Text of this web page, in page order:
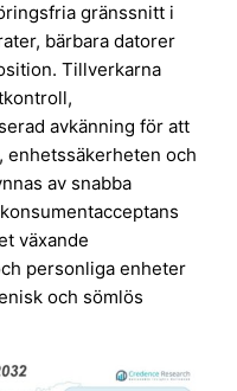
gränssnitt i
bärbara datorer
Tillverkarna
avkänning för att
enhetssäkerheten och
av snabba
växande
personliga enheter
och sömlös